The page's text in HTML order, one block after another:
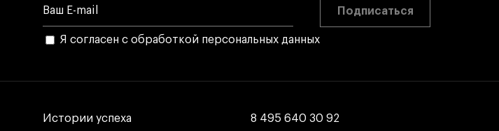
Я согласен с обработкой персональных данных
Подписаться
Истории успеха
Истории успеха 8 495 640 30 92
8 495 640 30 92